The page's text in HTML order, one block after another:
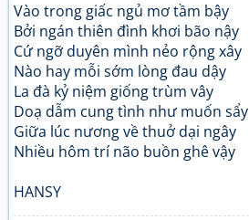
Vào trong giấc ngủ mơ tầm bậy
Bởi ngán thiên đình khơi bão nậy
Cứ ngỡ duyên mình nẻo rộng xây
Nào hay mỗi sớm lòng đau dậy
La đà kỷ niệm giống trùm vây
Doạ dẫm cung tình như muốn sẩy
Giữa lúc nương về thuở dại ngây
Nhiều hôm trí não buồn ghê vậy
HANSY